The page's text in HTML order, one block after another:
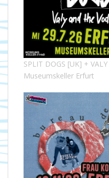
SPLIT DOGS [UK] +
Museumskeller Erfurt